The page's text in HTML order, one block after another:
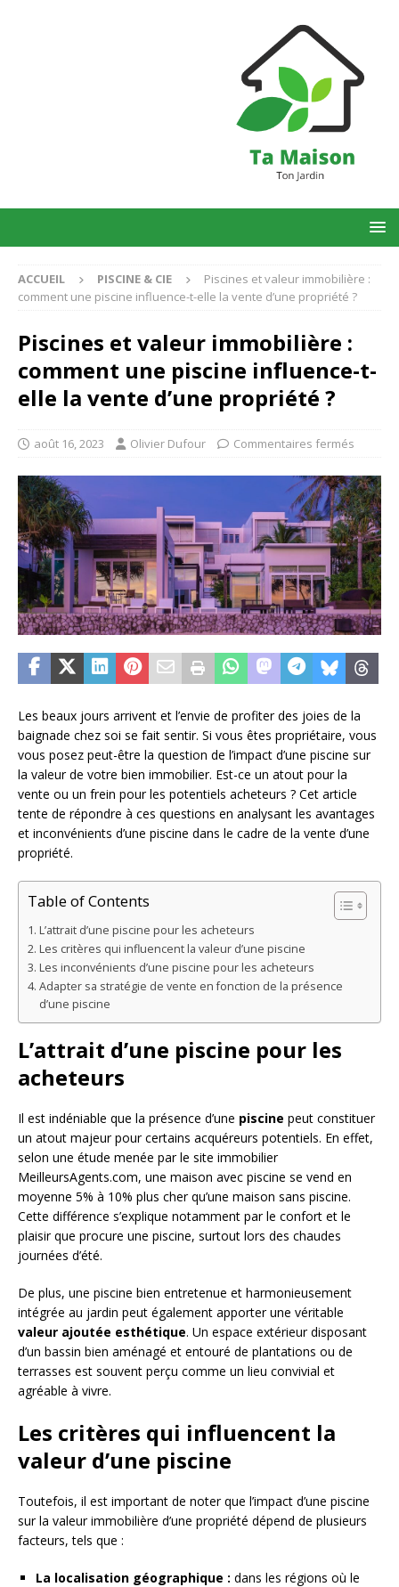
ACCUEIL PISCINE & CIE
Piscines et valeur immobilière :
comment une piscine influence-t-elle la vente d’une propriété ?
Piscines et valeur immobilière :
comment une piscine influence-t-
elle la vente d’une propriété ?
août 16, 2023 Olivier Dufour Commentaires fermés
Les beaux jours arrivent et l’envie de profiter des joies de la
baignade chez soi se fait sentir. Si vous êtes propriétaire, vous
vous posez peut-être la question de l’impact d’une piscine sur
la valeur de votre bien immobilier. Est-ce un atout pour la
vente ou un frein pour les potentiels acheteurs ? Cet article
tente de répondre à ces questions en analysant les avantages
et inconvénients d’une piscine dans le cadre de la vente d’une
propriété.
Table of Contents
L’attrait d’une piscine pour les acheteurs
Les critères qui influencent la valeur d’une piscine
Les inconvénients d’une piscine pour les acheteurs
Adapter sa stratégie de vente en fonction de la présence
d’une piscine
L’attrait d’une piscine pour les
acheteurs
Il est indéniable que la présence d’une piscine peut constituer
un atout majeur pour certains acquéreurs potentiels. En effet,
selon une étude menée par le site immobilier
MeilleursAgents.com, une maison avec piscine se vend en
moyenne 5% à 10% plus cher qu’une maison sans piscine.
Cette différence s’explique notamment par le confort et le
plaisir que procure une piscine, surtout lors des chaudes
journées d’été.
De plus, une piscine bien entretenue et harmonieusement
intégrée au jardin peut également apporter une véritable
valeur ajoutée esthétique. Un espace extérieur disposant
d’un bassin bien aménagé et entouré de plantations ou de
terrasses est souvent perçu comme un lieu convivial et
agréable à vivre.
Les critères qui influencent la
valeur d’une piscine
Toutefois, il est important de noter que l’impact d’une piscine
sur la valeur immobilière d’une propriété dépend de plusieurs
facteurs, tels que :
La localisation géographique : dans les régions où le